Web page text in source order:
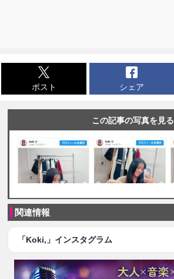
ポスト シェア
この記事の写真を見る
関連情報
「Koki,」インスタグラム